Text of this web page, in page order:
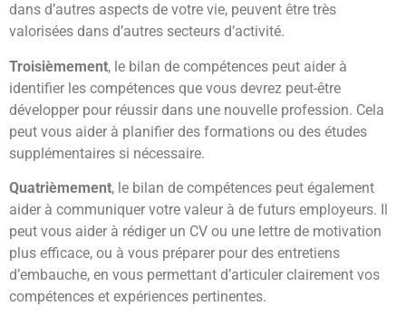
dans d’autres aspects de votre vie, peuvent être très
valorisées dans d’autres secteurs d’activité.
Troisièmement, le bilan de compétences peut aider à
identifier les compétences que vous devrez peut-être
développer pour réussir dans une nouvelle profession. Cela
peut vous aider à planifier des formations ou des études
supplémentaires si nécessaire.
Quatrièmement, le bilan de compétences peut également
aider à communiquer votre valeur à de futurs employeurs. Il
peut vous aider à rédiger un CV ou une lettre de motivation
plus efficace, ou à vous préparer pour des entretiens
d’embauche, en vous permettant d’articuler clairement vos
compétences et expériences pertinentes.